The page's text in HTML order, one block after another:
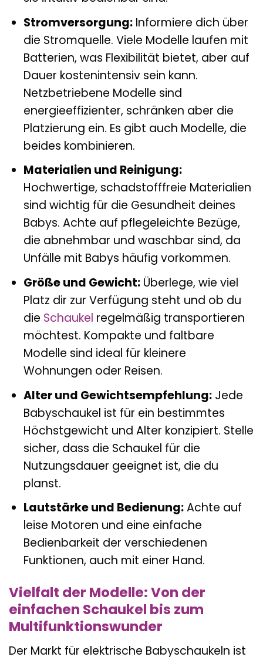
Stromversorgung:Informiere dich über
die Stromquelle. Viele Modelle laufen mit
Batterien, was Flexibilität bietet, aber auf
Dauer kostenintensiv sein kann.
Netzbetriebene Modelle sind
energieeffizienter, schränken aber die
Platzierung ein. Es gibt auch Modelle, die
beides kombinieren.
Materialien und Reinigung:
Hochwertige, schadstofffreie Materialien
sind wichtig für die Gesundheit deines
Babys. Achte auf pflegeleichte Bezüge,
die abnehmbar und waschbar sind, da
Unfälle mit Babys häufig vorkommen.
Größe und Gewicht:Überlege, wie viel
Platz dir zur Verfügung steht und ob du
die Schaukel regelmäßig transportieren
möchtest. Kompakte und faltbare
Modelle sind ideal für kleinere
Wohnungen oder Reisen.
Alter und Gewichtsempfehlung:Jede
Babyschaukel ist für ein bestimmtes
Höchstgewicht und Alter konzipiert. Stelle
sicher, dass die Schaukel für die
Nutzungsdauer geeignet ist, die du
planst.
Lautstärke und Bedienung:Achte auf
leise Motoren und eine einfache
Bedienbarkeit der verschiedenen
Funktionen, auch mit einer Hand.
Vielfalt der Modelle: Von der
einfachen Schaukel bis zum
Multifunktionswunder
Der Markt für elektrische Babyschaukeln ist